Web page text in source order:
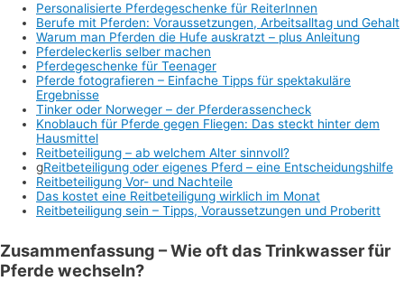
Personalisierte Pferdegeschenke für ReiterInnen
Berufe mit Pferden: Voraussetzungen, Arbeitsalltag und Gehalt
Warum man Pferden die Hufe auskratzt – plus Anleitung
Pferdeleckerlis selber machen
Pferdegeschenke für Teenager
Pferde fotografieren – Einfache Tipps für spektakuläre
Ergebnisse
Tinker oder Norweger – der Pferderassencheck
Knoblauch für Pferde gegen Fliegen: Das steckt hinter dem
Hausmittel
Reitbeteiligung – ab welchem Alter sinnvoll?
gReitbeteiligung oder eigenes Pferd – eine Entscheidungshilfe
Reitbeteiligung Vor- und Nachteile
Das kostet eine Reitbeteiligung wirklich im Monat
Reitbeteiligung sein – Tipps, Voraussetzungen und Proberitt
Zusammenfassung – Wie oft das Trinkwasser für
Pferde wechseln?